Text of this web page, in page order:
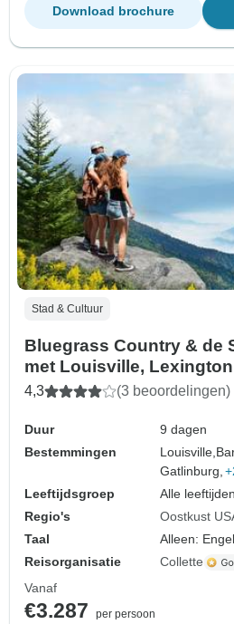
Download brochure
Stad & Cultuur
Bluegrass Country & de
met Louisville,
Asheville (Louisville, KY
4,3 (3 beoordelingen)
Duur
9 dagen
Bestemmingen
Louisville,
Gatlinburg,
Leeftijdsgroep
Alle
Regio's
Oostkust
Taal
Alleen:
Reisorganisatie
Collette
Vanaf
€3.287
per persoon